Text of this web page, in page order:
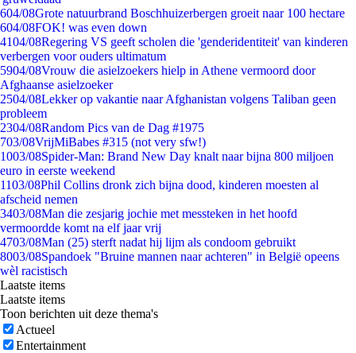
604/08Grote natuurbrand Boschhuizerbergen groeit naar 100 hectare
604/08FOK! was even down
4104/08Regering VS geeft scholen die 'genderidentiteit' van kinderen
verbergen voor ouders ultimatum
5904/08Vrouw die asielzoekers hielp in Athene vermoord door
Afghaanse asielzoeker
2504/08Lekker op vakantie naar Afghanistan volgens Taliban geen
probleem
2304/08Random Pics van de Dag #1975
703/08VrijMiBabes #315 (not very sfw!)
1003/08Spider-Man: Brand New Day knalt naar bijna 800 miljoen
euro in eerste weekend
1103/08Phil Collins dronk zich bijna dood, kinderen moesten al
afscheid nemen
3403/08Man die zesjarig jochie met messteken in het hoofd
vermoordde komt na elf jaar vrij
4703/08Man (25) sterft nadat hij lijm als condoom gebruikt
8003/08Spandoek "Bruine mannen naar achteren" in België opeens
wèl racistisch
Laatste items
Laatste items
Toon berichten uit deze thema's
Actueel
Entertainment